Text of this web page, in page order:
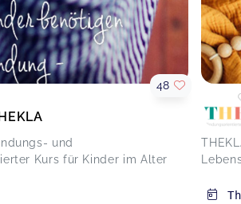
und
Kurs für Kinder im Alter
48